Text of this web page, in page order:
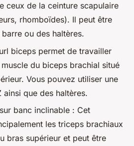
ceux de la ceinture scapulaire
rhomboïdes). Il peut être
ou des haltères.
biceps permet de travailler
du biceps brachial situé
Vous pouvez utiliser une
que des haltères.
banc inclinable : Cet
les triceps brachiaux
bras supérieur et peut être